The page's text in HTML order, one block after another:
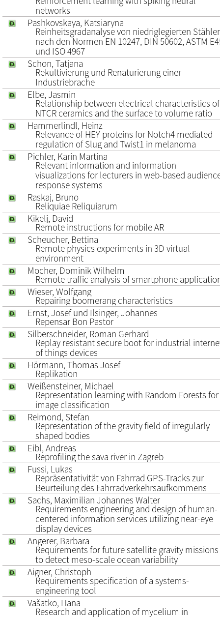
networks
Pashkovskaya, Katsiaryna
Reinheitsgradanalyse von niedriglegierten
nach den Normen EN 10247, DIN 50602, ASTM
und ISO 4967
Schon, Tatjana
Rekultivierung und Renaturierung einer
Industriebrache
Elbe, Jasmin
Relationship between electrical characteristics of
NTCR ceramics and the surface to volume ratio
Hammerlindl, Heinz
Relevance of HEY proteins for Notch4 mediated
regulation of Slug and Twist1 in melanoma
Pichler, Karin Martina
Relevant information and information
visualizations for lecturers in web-based
response systems
Raskaj, Bruno
Reliquiae Reliquiarum
Kikelj, David
Remote instructions for mobile AR
Scheucher, Bettina
Remote physics experiments in 3D virtual
environment
Mocher, Dominik Wilhelm
Remote traffic analysis of smartphone
Wieser, Wolfgang
Repairing boomerang characteristics
Ernst, Josef und Ilsinger, Johannes
Repensar Bon Pastor
Silberschneider, Roman Gerhard
Replay resistant secure boot for industrial
of things devices
Hörmann, Thomas Josef
Replikation
Weißensteiner, Michael
Representation learning with Random Forests for
image classification
Reimond, Stefan
Representation of the gravity field of irregularly
shaped bodies
Eibl, Andreas
Reprofiling the sava river in Zagreb
Fussi, Lukas
Repräsentativität von Fahrrad GPS-Tracks zur
Beurteilung des Fahrradverkehrsaufkommens
Sachs, Maximilian Johannes Walter
Requirements engineering and design of human-
centered information services utilizing near-eye
display devices
Angerer, Barbara
Requirements for future satellite gravity missions
to detect meso-scale ocean variability
Aigner, Christoph
Requirements specification of a systems-
engineering tool
Vašatko, Hana
Research and application of mycelium in